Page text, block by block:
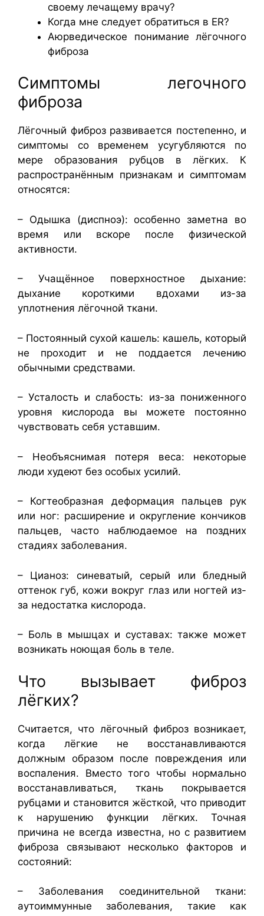
своему лечащему врачу?
Когда мне следует обратиться в ER?
Аюрведическое понимание лёгочного
фиброза
Симптомы легочного
фиброза
Лёгочный фиброз развивается постепенно, и
симптомы со временем усугубляются по
мере образования рубцов в лёгких. К
распространённым признакам и симптомам
относятся:
– Одышка (диспноэ): особенно заметна во
время или вскоре после физической
активности.
– Учащённое поверхностное дыхание:
дыхание короткими вдохами из-за
уплотнения лёгочной ткани.
– Постоянный сухой кашель: кашель, который
не проходит и не поддается лечению
обычными средствами.
– Усталость и слабость: из-за пониженного
уровня кислорода вы можете постоянно
чувствовать себя уставшим.
– Необъяснимая потеря веса: некоторые
люди худеют без особых усилий.
– Когтеобразная деформация пальцев рук
или ног: расширение и округление кончиков
пальцев, часто наблюдаемое на поздних
стадиях заболевания.
– Цианоз: синеватый, серый или бледный
оттенок губ, кожи вокруг глаз или ногтей из-
за недостатка кислорода.
– Боль в мышцах и суставах: также может
возникать ноющая боль в теле.
Что вызывает фиброз
лёгких?
Считается, что лёгочный фиброз возникает,
когда лёгкие не восстанавливаются
должным образом после повреждения или
воспаления. Вместо того чтобы нормально
восстанавливаться, ткань покрывается
рубцами и становится жёсткой, что приводит
к нарушению функции лёгких. Точная
причина не всегда известна, но с развитием
фиброза связывают несколько факторов и
состояний:
– Заболевания соединительной ткани:
аутоиммунные заболевания, такие как